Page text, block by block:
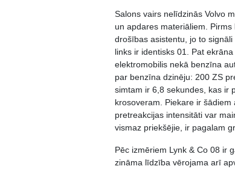
Salons vairs nelīdzinās Volvo
un apdares materiāliem.
drošības asistentu, jo to
links ir identisks 01. Pat
elektromobilis nekā benzīna
par benzīna dzinēju: 200 ZS
simtam ir 6,8 sekundes, kas ir
krosoveram. Piekare ir
pretreakcijas intensitāti var
vismaz priekšējie, ir pagalam
Pēc izmēriem Lynk & Co 08 ir
zināma līdzība vērojama arī